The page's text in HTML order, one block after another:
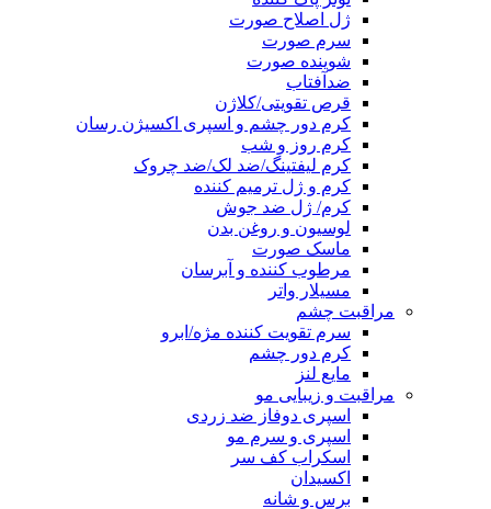
ژل اصلاح صورت
سرم صورت
شوینده صورت
ضدآفتاب
قرص تقویتی/کلاژن
کرم دور چشم و اسپری اکسیژن رسان
کرم روز و شب
کرم لیفتینگ/ضد لک/ضد چروک
کرم و ژل ترمیم کننده
کرم/ ژل ضد جوش
لوسیون و روغن بدن
ماسک صورت
مرطوب کننده و آبرسان
مسیلار واتر
مراقبت چشم
سرم تقویت کننده مژه/ابرو
کرم دور چشم
مایع لنز
مراقبت و زیبایی مو
اسپری دوفاز ضد زردی
اسپری و سرم مو
اسکراب کف سر
اکسیدان
برس و شانه